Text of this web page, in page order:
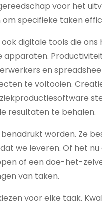
voor het
specifieke taken
digitale tools die
en
te voltooien.
resultaten te behalen.
worden. Ze
we leveren. Of het
of een doe-het-
van taken.
voor elke taak.